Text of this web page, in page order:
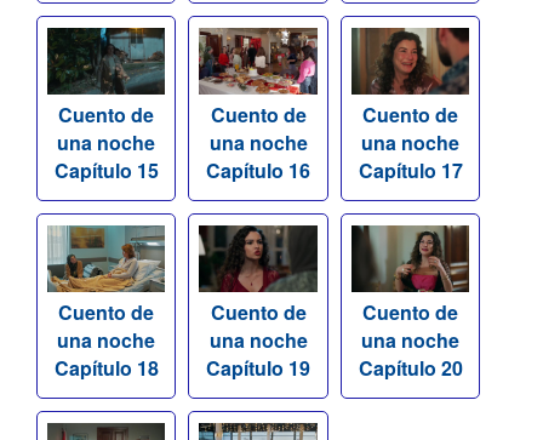
Cuento de
una noche
Capítulo 15
Cuento de
una noche
Capítulo 16
Cuento de
una noche
Capítulo 17
Cuento de
una noche
Capítulo 18
Cuento de
una noche
Capítulo 19
Cuento de
una noche
Capítulo 20